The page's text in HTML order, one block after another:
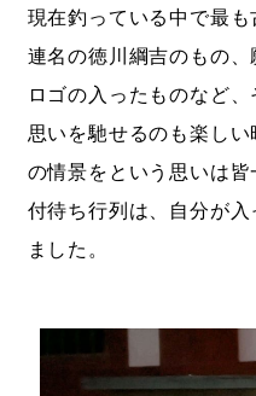
現在釣っている中で最
連名の徳川綱吉のもの
ロゴの入ったものなど
思いを馳せるのも楽し
の情景をという思いは
付待ち行列は、自分が
ました。